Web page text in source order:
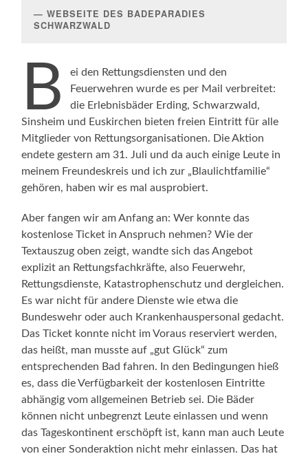
WEBSEITE DES BADEPARADIES
SCHWARZWALD
B
ei den Rettungsdiensten und den
Feuerwehren wurde es per Mail verbreitet:
die Erlebnisbäder Erding, Schwarzwald,
Sinsheim und Euskirchen bieten freien Eintritt für alle
Mitglieder von Rettungsorganisationen. Die Aktion
endete gestern am 31. Juli und da auch einige Leute in
meinem Freundeskreis und ich zur „Blaulichtfamilie“
gehören, haben wir es mal ausprobiert.
Aber fangen wir am Anfang an: Wer konnte das
kostenlose Ticket in Anspruch nehmen? Wie der
Textauszug oben zeigt, wandte sich das Angebot
explizit an Rettungsfachkräfte, also Feuerwehr,
Rettungsdienste, Katastrophenschutz und dergleichen.
Es war nicht für andere Dienste wie etwa die
Bundeswehr oder auch Krankenhauspersonal gedacht.
Das Ticket konnte nicht im Voraus reserviert werden,
das heißt, man musste auf „gut Glück“ zum
entsprechenden Bad fahren. In den Bedingungen hieß
es, dass die Verfügbarkeit der kostenlosen Eintritte
abhängig vom allgemeinen Betrieb sei. Die Bäder
können nicht unbegrenzt Leute einlassen und wenn
das Tageskontinent erschöpft ist, kann man auch Leute
von einer Sonderaktion nicht mehr einlassen. Das hat